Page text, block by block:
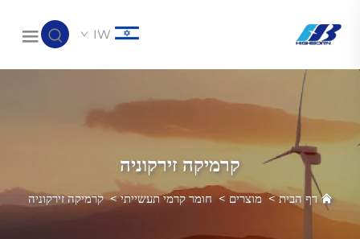
IW
קרמיקה זירקוניה
דף הבית>מוצרים > חומר קרמי תעשייתי>קרמיקה זירקוניה